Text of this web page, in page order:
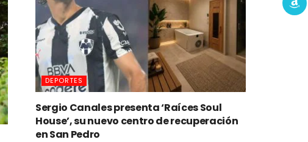
DEPORTES
Sergio Canales presenta ‘Raíces Soul
House’, su nuevo centro de recuperación
en San Pedro